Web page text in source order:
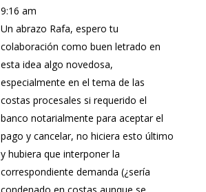
9:16 am
Un abrazo Rafa, espero tu
colaboración como buen letrado en
esta idea algo novedosa,
especialmente en el tema de las
costas procesales si requerido el
banco notarialmente para aceptar el
pago y cancelar, no hiciera esto último
y hubiera que interponer la
correspondiente demanda (¿sería